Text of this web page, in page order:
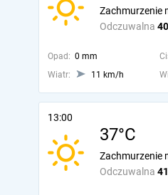
Odczuwalna
Zachmurzenie
Opad: 0 mm
Wiatr:
11 km/h
13:00
37°C
Odczuwalna
Zachmurzenie